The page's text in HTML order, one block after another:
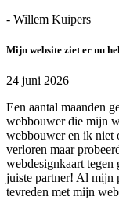
- Willem Kuipers
Mijn website ziet er nu
24 juni 2026
Een aantal maanden
webbouwer die mijn
webbouwer en ik niet
verloren maar
webdesignkaart
juiste partner! Al mijn
tevreden met mijn